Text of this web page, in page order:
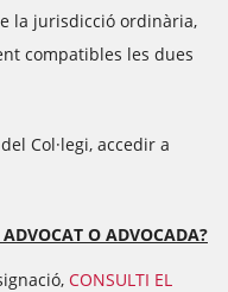
la jurisdicció ordinària,
compatibles les dues
Col·legi, accedir a
O ADVOCADA?
CONSULTI EL